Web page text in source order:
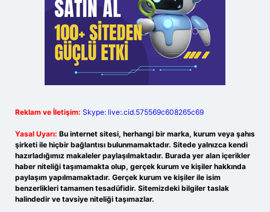
Reklam ve İletişim: Skype: live:.cid.575569c608265c69
Yasal Uyarı: Bu internet sitesi, herhangi bir marka, kurum veya şahıs
şirketi ile hiçbir bağlantısı bulunmamaktadır. Sitede yalnızca kendi
hazırladığımız makaleler paylaşılmaktadır. Burada yer alan içerikler
haber niteliği taşımamakta olup, gerçek kurum ve kişiler hakkında
paylaşım yapılmamaktadır. Gerçek kurum ve kişiler ile isim
benzerlikleri tamamen tesadüfidir. Sitemizdeki bilgiler taslak
halindedir ve tavsiye niteliği taşımazlar.